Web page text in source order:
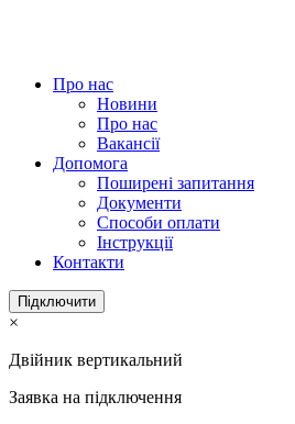
Про нас
Новини
Про нас
Вакансії
Допомога
Поширені запитання
Документи
Способи оплати
Інструкції
Контакти
Підключити
×
Двійник вертикальний
Заявка на підключення